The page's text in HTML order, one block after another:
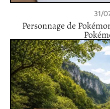
31/
Personnage de